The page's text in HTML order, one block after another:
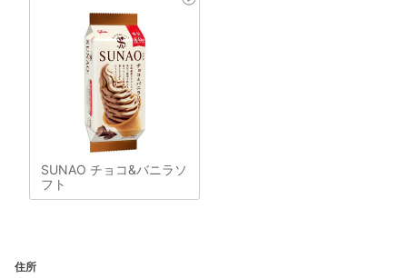
SUNAO チョコ&バニラソ
フト
住所